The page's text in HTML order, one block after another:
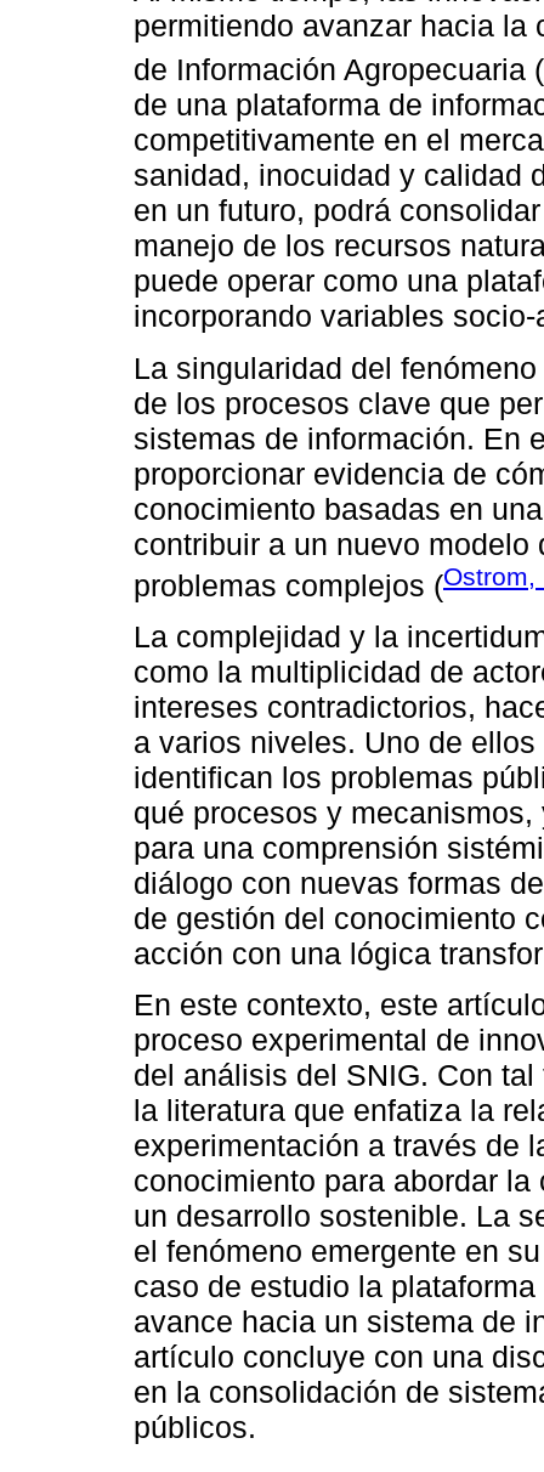
permitiendo avanzar hacia la
de Información Agropecuaria
de una plataforma de
competitivamente en el
sanidad, inocuidad y calidad
en un futuro, podrá
manejo de los recursos
puede operar como una
incorporando variables
La singularidad del
de los procesos clave que
sistemas de información. En
proporcionar evidencia de
conocimiento basadas en
contribuir a un nuevo
problemas complejos (Ostrom,
La complejidad y la
como la multiplicidad de
intereses contradictorios,
a varios niveles. Uno de
identifican los problemas
qué procesos y
para una comprensión
diálogo con nuevas formas
de gestión del conocimiento
acción con una lógica
En este contexto, este
proceso experimental de
del análisis del SNIG. Con
la literatura que enfatiza la
experimentación a través de
conocimiento para abordar
un desarrollo sostenible. La
el fenómeno emergente en
caso de estudio la
avance hacia un sistema de
artículo concluye con una
en la consolidación de
públicos.